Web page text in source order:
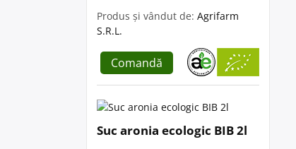
Produs și vândut de: Agrifarm
S.R.L.
Comandă
Suc aronia ecologic BIB 2l